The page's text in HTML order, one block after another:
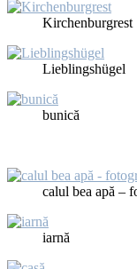
Kir­chen­burg­rest
Lieb­lings­hü­gel
bu­nică
ca­lul bea apă –
iarnă